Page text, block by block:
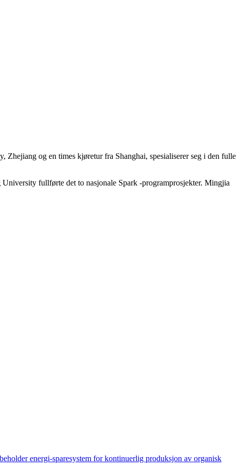
og en times kjøretur fra Shanghai, spesialiserer seg i den fulle
fullførte det to nasjonale Spark -programprosjekter. Mingjia